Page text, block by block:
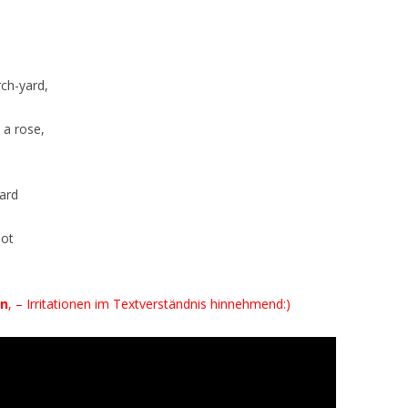
yard,
rose,
, – Irritationen im Textverständnis hinnehmend:)